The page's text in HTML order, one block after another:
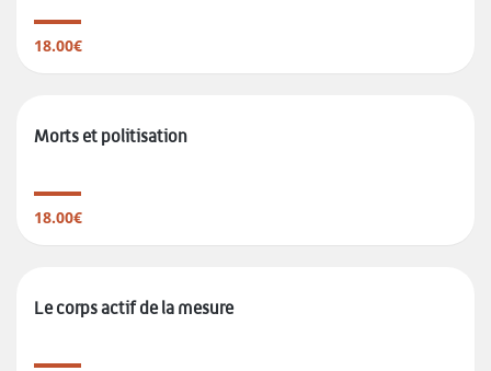
18.00€
Morts et politisation
18.00€
Le corps actif de la mesure